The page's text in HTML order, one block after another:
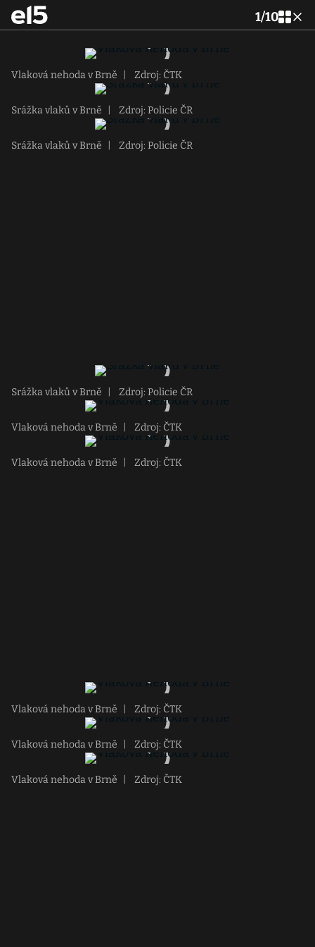
1/10
Vlaková nehoda v Brně Zdroj: ČTK
Srážka vlaků v Brně Zdroj: Policie ČR
Srážka vlaků v Brně Zdroj: Policie ČR
Srážka vlaků v Brně Zdroj: Policie ČR
Vlaková nehoda v Brně Zdroj: ČTK
Vlaková nehoda v Brně Zdroj: ČTK
Vlaková nehoda v Brně Zdroj: ČTK
Vlaková nehoda v Brně Zdroj: ČTK
Vlaková nehoda v Brně Zdroj: ČTK